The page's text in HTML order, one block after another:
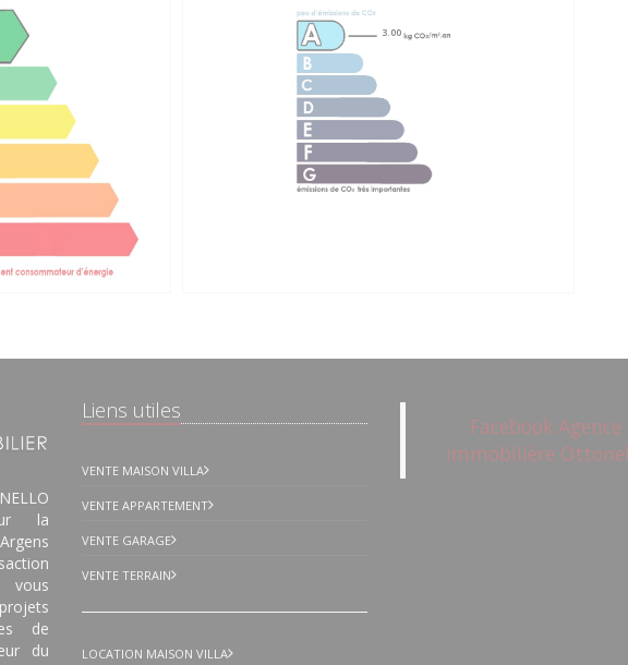
3.00
la
de
du
Liens utiles
VENTE MAISON VILLA
VENTE APPARTEMENT
VENTE GARAGE
VENTE TERRAIN
LOCATION MAISON VILLA
Facebook Agence
immobilière